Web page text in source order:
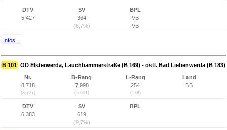
DTV
5.427
SV
364
(6,7%)
BPL
VB
VB
Infos...
B 101 OD Elsterwerda, Lauchhammerstraße (B 169) - östl. Bad Liebenwerda (B 183)
Nr.
8.718
(8.727)
B-Rang
7.998
(5.601)
L-Rang
254
(138)
Land
BB
DTV
6.383
SV
619
(9,7%)
BPL